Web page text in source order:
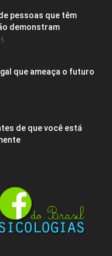
pessoas que têm
demonstram
que ameaça o futuro
de que você está